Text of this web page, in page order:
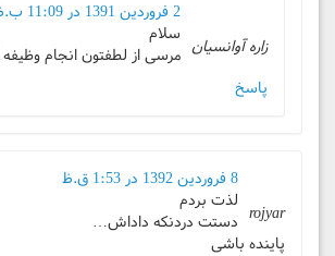
زاره آوانسیان
2 فروردین 1391 در 11:09 ب.ظ
سلام
مرسی از لطفتون انجام
پاسخ
rojyar
8 فروردین 1392 در 1:53 ق.ظ
لذت بردم
دستت دردنکه داداش…
پاینده باشی